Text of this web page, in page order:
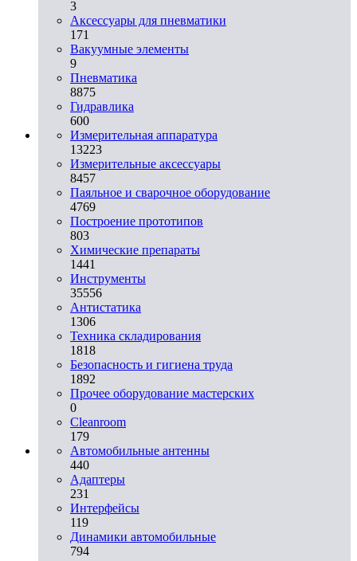
3
Аксессуары для пневматики
171
Вакуумные элементы
9
Пневматика
8875
Гидравлика
600
Измерительная аппаратура
13223
Измерительные аксессуары
8457
Паяльное и сварочное оборудование
4769
Построение прототипов
803
Химические препараты
1441
Инструменты
35556
Aнтистатика
1306
Техника складирования
1818
Безопасность и гигиена труда
1892
Прочее оборудование мастерских
0
Cleanroom
179
Автомобильные антенны
440
Адаптеры
231
Интерфейсы
119
Динамики автомобильные
794